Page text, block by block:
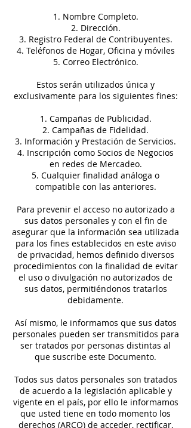
1. Nombre Completo.
2. Dirección.
3. Registro Federal de Contribuyentes.
4. Teléfonos de Hogar, Oficina y móviles
5. Correo Electrónico.
Estos serán utilizados única y
exclusivamente para los siguientes fines:
1. Campañas de Publicidad.
2. Campañas de Fidelidad.
3. Información y Prestación de Servicios.
4. Inscripción como Socios de Negocios
en redes de Mercadeo.
5. Cualquier finalidad análoga o
compatible con las anteriores.
Para prevenir el acceso no autorizado a
sus datos personales y con el fin de
asegurar que la información sea utilizada
para los fines establecidos en este aviso
de privacidad, hemos definido diversos
procedimientos con la finalidad de evitar
el uso o divulgación no autorizados de
sus datos, permitiéndonos tratarlos
debidamente.
Así mismo, le informamos que sus datos
personales pueden ser transmitidos para
ser tratados por personas distintas al
que suscribe este Documento.
Todos sus datos personales son tratados
de acuerdo a la legislación aplicable y
vigente en el país, por ello le informamos
que usted tiene en todo momento los
derechos (ARCO) de acceder, rectificar,